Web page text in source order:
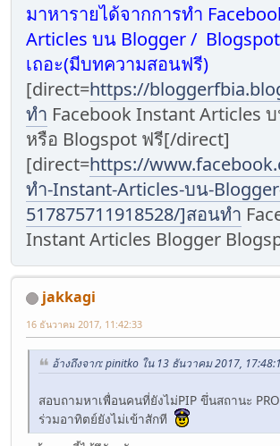
มาหารายได้จากการทำ
Articles บน Blogger /
เถอะ(มีบทความสอนฟรี)
[direct=https://
ทำ Facebook Instant Articles
หรือ Blogspot ฟรี[/direct]
[direct=https://
ทำ-Instant-Articles-บน-
517875711918528/]สอนทำ
Instant Articles Blogger
jakkagi
16 ธันวาคม 2017, 11:42:33
อ้างถึงจาก: pinitko ใน 13 ธันวาคม 2017,
สอบถามหาเพื่อนคนที่ยังไม่PIP ขึ่นสถานะ
ร่วมอาทิตย์ยังไม่เข้าสักที